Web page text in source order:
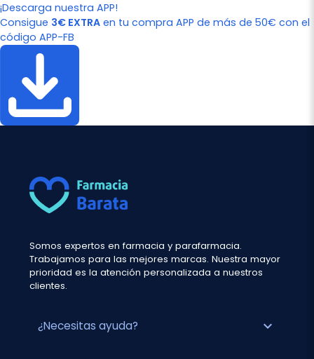
¡Descarga nuestra APP!
Consigue 3€ EXTRA en tu compra APP de más de 50€ con el
código APP-FB
Somos expertos en farmacia y parafarmacia.
Trabajamos para las mejores marcas. Nuestra mayor
prioridad es la atención personalizada a nuestros
clientes.
¿Necesitas ayuda? expand_more